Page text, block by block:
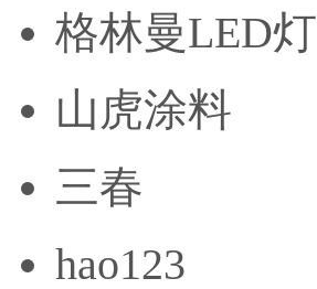
格林曼LED灯
山虎涂料
三春
hao123